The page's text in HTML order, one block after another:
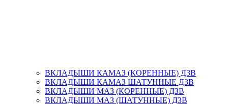
ВКЛАДЫШИ КАМАЗ (КОРЕННЫЕ) ДЗВ
ВКЛАДЫШИ КАМАЗ ШАТУННЫЕ ДЗВ
ВКЛАДЫШИ МАЗ (КОРЕННЫЕ) ДЗВ
ВКЛАДЫШИ МАЗ (ШАТУННЫЕ) ДЗВ